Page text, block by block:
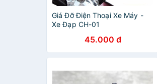
Giá Đỡ Điện Thoại Xe Máy -
Xe Đạp CH-01
45.000 đ